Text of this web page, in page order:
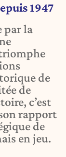
1947
par la
de
de
c’est
rapport
de
en jeu.